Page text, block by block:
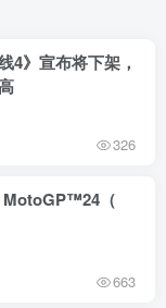
4》宣布将下架，
326
MotoGP™24（
663